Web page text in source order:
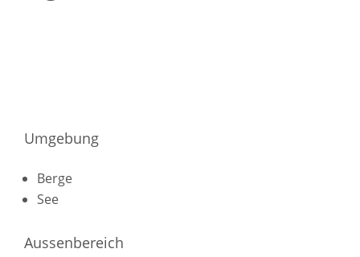
Umgebung
Berge
See
Aussenbereich